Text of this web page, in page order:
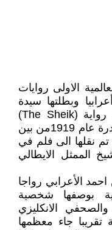
الاولى روايات
وبطلتها سيدة
مجتمع ارستقراطي غربي. وكانت رواية (The Sheik)
للكاتب الانكليزي (أي ام هول) الصادرة عام 1919من بين
تم نقلها الى فلم في
الممثل الايطالي
الأعرابي رواجا
بوصفها شخصية
الانكليزي
تقريبا جاء معظمها